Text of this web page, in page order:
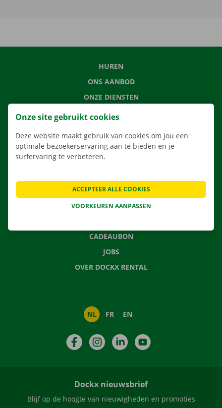
HUREN
ONS AANBOD
ONZE DIENSTEN
LOCATIES
VERHUISOPLOSSINGEN
CONTACTEER ONS
VEELGESTELDE VRAGEN
CADEAUBON
JOBS
OVER DOCKX RENTAL
NL FR EN
FacebookInstagramLinkedIn
Dockx nieuwsbrief
Blijf op de hoogte van nieuwigheden en promoties
Onze site gebruikt cookies
Deze website maakt gebruik van cookies om jou een
optimale bezoekerservaring aan te bieden en je
surfervaring te verbeteren.
VOORKEUREN AANPASSEN
ACCEPTEER ALLE COOKIES